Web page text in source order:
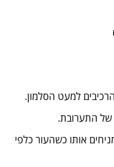
אותו כשהעור כלפי